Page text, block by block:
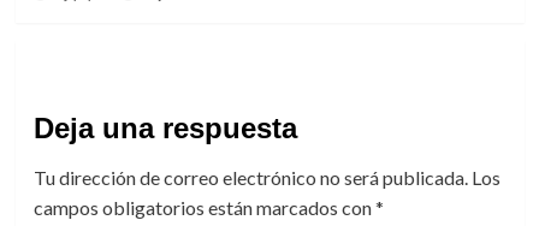
Deja una respuesta
Tu dirección de correo electrónico no será publicada. Los
campos obligatorios están marcados con*